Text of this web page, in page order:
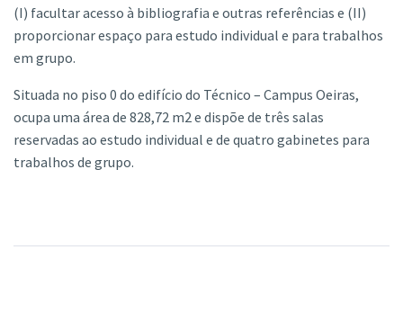
(I) facultar acesso à bibliografia e outras referências e (II)
proporcionar espaço para estudo individual e para trabalhos
em grupo.
Situada no piso 0 do edifício do Técnico – Campus Oeiras,
ocupa uma área de 828,72 m2 e dispõe de três salas
reservadas ao estudo individual e de quatro gabinetes para
trabalhos de grupo.